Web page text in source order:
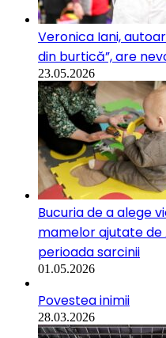
Veronica Iani,
din burtică”, are
23.05.2026
Bucuria de a alege
mamelor ajutate de
perioada sarcinii
01.05.2026
Povestea inimii
28.03.2026